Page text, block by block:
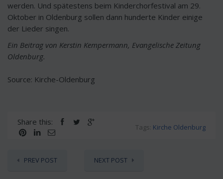
werden. Und spätestens beim Kinderchorfestival am 29.
Oktober in Oldenburg sollen dann hunderte Kinder einige
der Lieder singen.
Ein Beitrag von Kerstin Kempermann, Evangelische Zeitung
Oldenburg.
Source: Kirche-Oldenburg
Share this:
Tags: Kirche Oldenburg
PREV POST NEXT POST